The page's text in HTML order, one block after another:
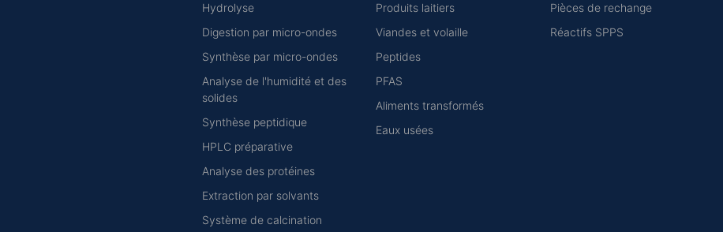
Hydrolyse
Digestion par micro-ondes
Synthèse par micro-ondes
Analyse de l'humidité et des
solides
Synthèse peptidique
HPLC préparative
Analyse des protéines
Extraction par solvants
Système de calcination
Produits laitiers
Viandes et volaille
Peptides
PFAS
Aliments transformés
Eaux usées
Pièces de rechange
Réactifs SPPS